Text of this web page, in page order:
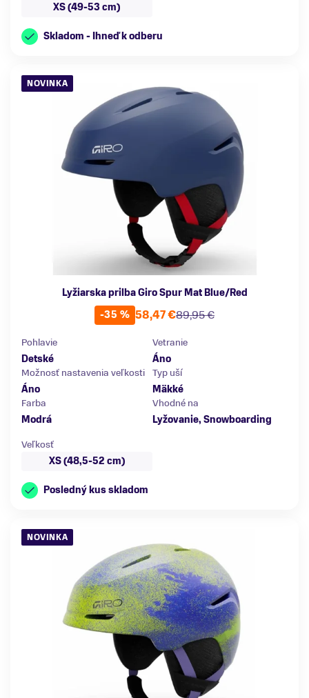
XS (49-53 cm)
Skladom - Ihneď k odberu
NOVINKA
Lyžiarska prilba Giro Spur Mat Blue/Red
-35 %
89,95 €
58,47 €
Pohlavie
Detské
Vetranie
Áno
Možnosť nastavenia veľkosti
Áno
Typ uší
Mäkké
Farba
Modrá
Vhodné na
Lyžovanie, Snowboarding
Veľkosť
XS (48,5-52 cm)
Posledný kus skladom
NOVINKA